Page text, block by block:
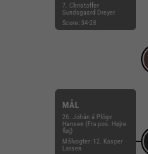
7. Christoffer
Sundsgaard Dreyer
Score: 34-28
MÅL
26. Johán á Plógv
Hansen (Fra pos. Højre
fløj)
Målvogter: 12. Kasper
Larsen